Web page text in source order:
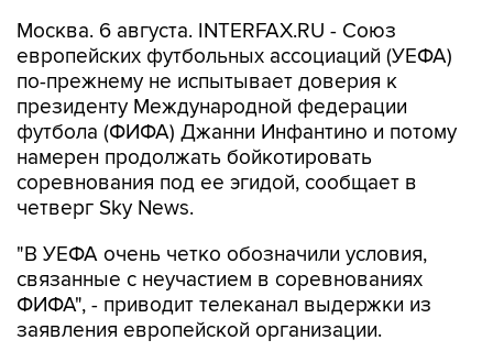
Москва. 6 августа. INTERFAX.RU - Союз
европейских футбольных ассоциаций (УЕФА)
по-прежнему не испытывает доверия к
президенту Международной федерации
футбола (ФИФА) Джанни Инфантино и потому
намерен продолжать бойкотировать
соревнования под ее эгидой, сообщает в
четверг Sky News.
"В УЕФА очень четко обозначили условия,
связанные с неучастием в соревнованиях
ФИФА", - приводит телеканал выдержки из
заявления европейской организации.